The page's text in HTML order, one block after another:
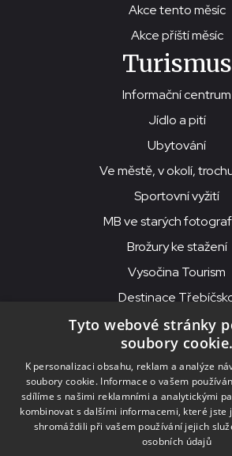
Akce tento měsíc
Akce příští měsíc
Turismus
Informační centrum
Jídlo a pití
Ubytování
Ve městě, v okolí,
Sportovní vyžití
MB ve starých
Brožury ke stažení
Vysočina Tourism
Destinace
© 2026MKS Beseda Mor.
MKS Beseda, příspěvková organizace,
Moravské Budějovice
IČO: 00091758, DIČ: CZ00091758, ID
Tyto webové stránky
soubory cookie.
K personalizaci obsahu, reklam a analýze
soubory cookie. Informace o vašem
sdílíme s našimi reklamními a analytickými
kombinovat s dalšími informacemi, které jste
shromáždili při vašem používání jejich
osobních údajů